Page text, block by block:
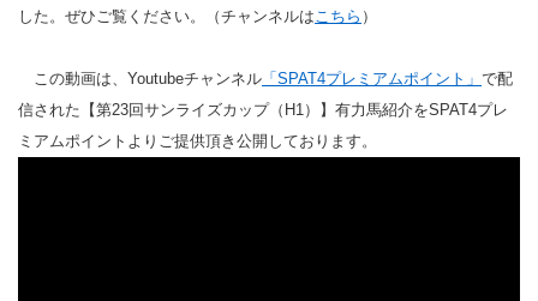
した。ぜひご覧ください。（チャンネルはこちら ）
この動画は、Youtubeチャンネル 「SPAT4プレミアムポイント」 で配
信された【第23回サンライズカップ（H1）】有力馬紹介をSPAT4プレ
ミアムポイントよりご提供頂き公開しております。